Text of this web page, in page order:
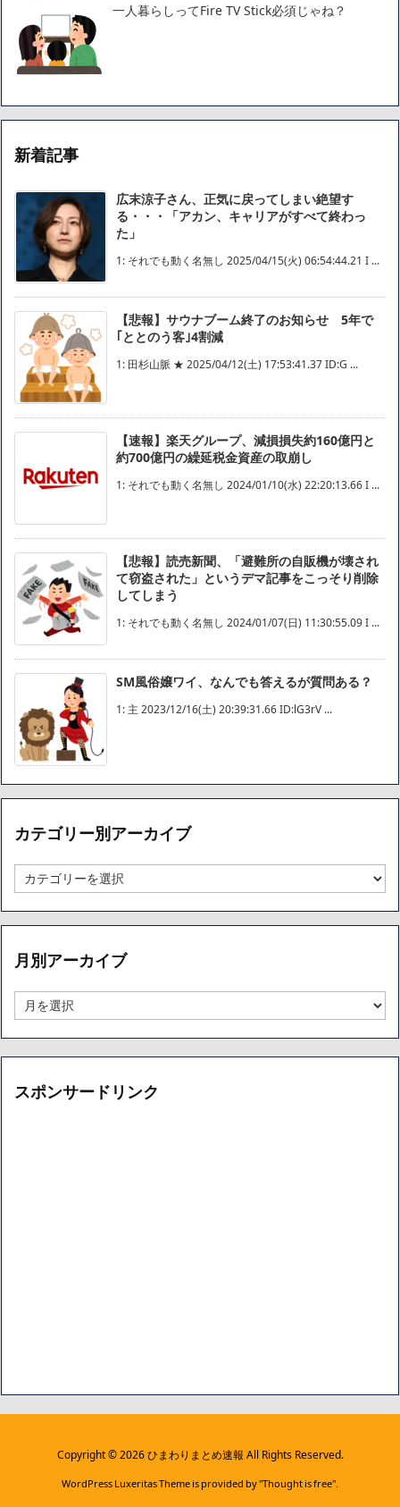
一人暮らしってFire TV Stick必須じゃね？
新着記事
広末涼子さん、正気に戻ってしまい絶望す
る・・・「アカン、キャリアがすべて終わっ
た」
1: それでも動く名無し 2025/04/15(火) 06:54:44.21 I ...
【悲報】サウナブーム終了のお知らせ 5年で
｢ととのう客｣4割減
1: 田杉山脈 ★ 2025/04/12(土) 17:53:41.37 ID:G ...
【速報】楽天グループ、減損損失約160億円と
約700億円の繰延税金資産の取崩し
1: それでも動く名無し 2024/01/10(水) 22:20:13.66 I ...
【悲報】読売新聞、「避難所の自販機が壊され
て窃盗された」というデマ記事をこっそり削除
してしまう
1: それでも動く名無し 2024/01/07(日) 11:30:55.09 I ...
SM風俗嬢ワイ、なんでも答えるが質問ある？
1: 主 2023/12/16(土) 20:39:31.66 ID:lG3rV ...
カテゴリー別アーカイブ
テ
ゴ
リ
別
ー
カ
月別アーカイブ
別
ア
ー
イ
スポンサードリンク
Copyright ©2026 ひまわりまとめ速報 All Rights Reserved.
WordPress Luxeritas Theme is provided by "Thought is free".